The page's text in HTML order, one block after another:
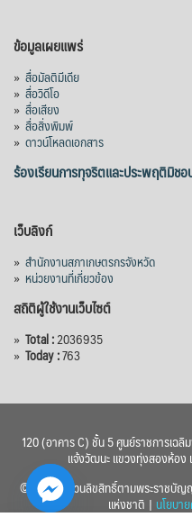
ข้อมูลเผยแพร่
» สื่อมัลติมีเดีย
» สื่อวิดีโอ
» สื่อเสียง
» สื่อสิ่งพิมพ์
» ดาวน์โหลดเอกสาร
ร้องเรียนการทุจริตและประพฤติมิช
เว็บลิงก์
» สำนักงานสภาเกษตรกรจังหวัด
» หน่วยงานที่เกี่ยวข้อง
สถิติผู้ใช้งานเว็บไซต์
» Total :2036935
» Today :763
120 (อาคาร C) ชั้น 5 ศูนย์ราชการเฉ
แจ้งวัฒนะ แขวงทุ่งสองห้อง
© 2560 สงวนลิขสิทธิ์ตามพระราชบัญ
แห่งชาติ | นโยบา